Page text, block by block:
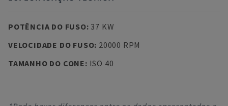
POTÊNCIA DO FUSO: 37 KW
VELOCIDADE DO FUSO: 20000 RPM
TAMANHO DO CONE: ISO 40